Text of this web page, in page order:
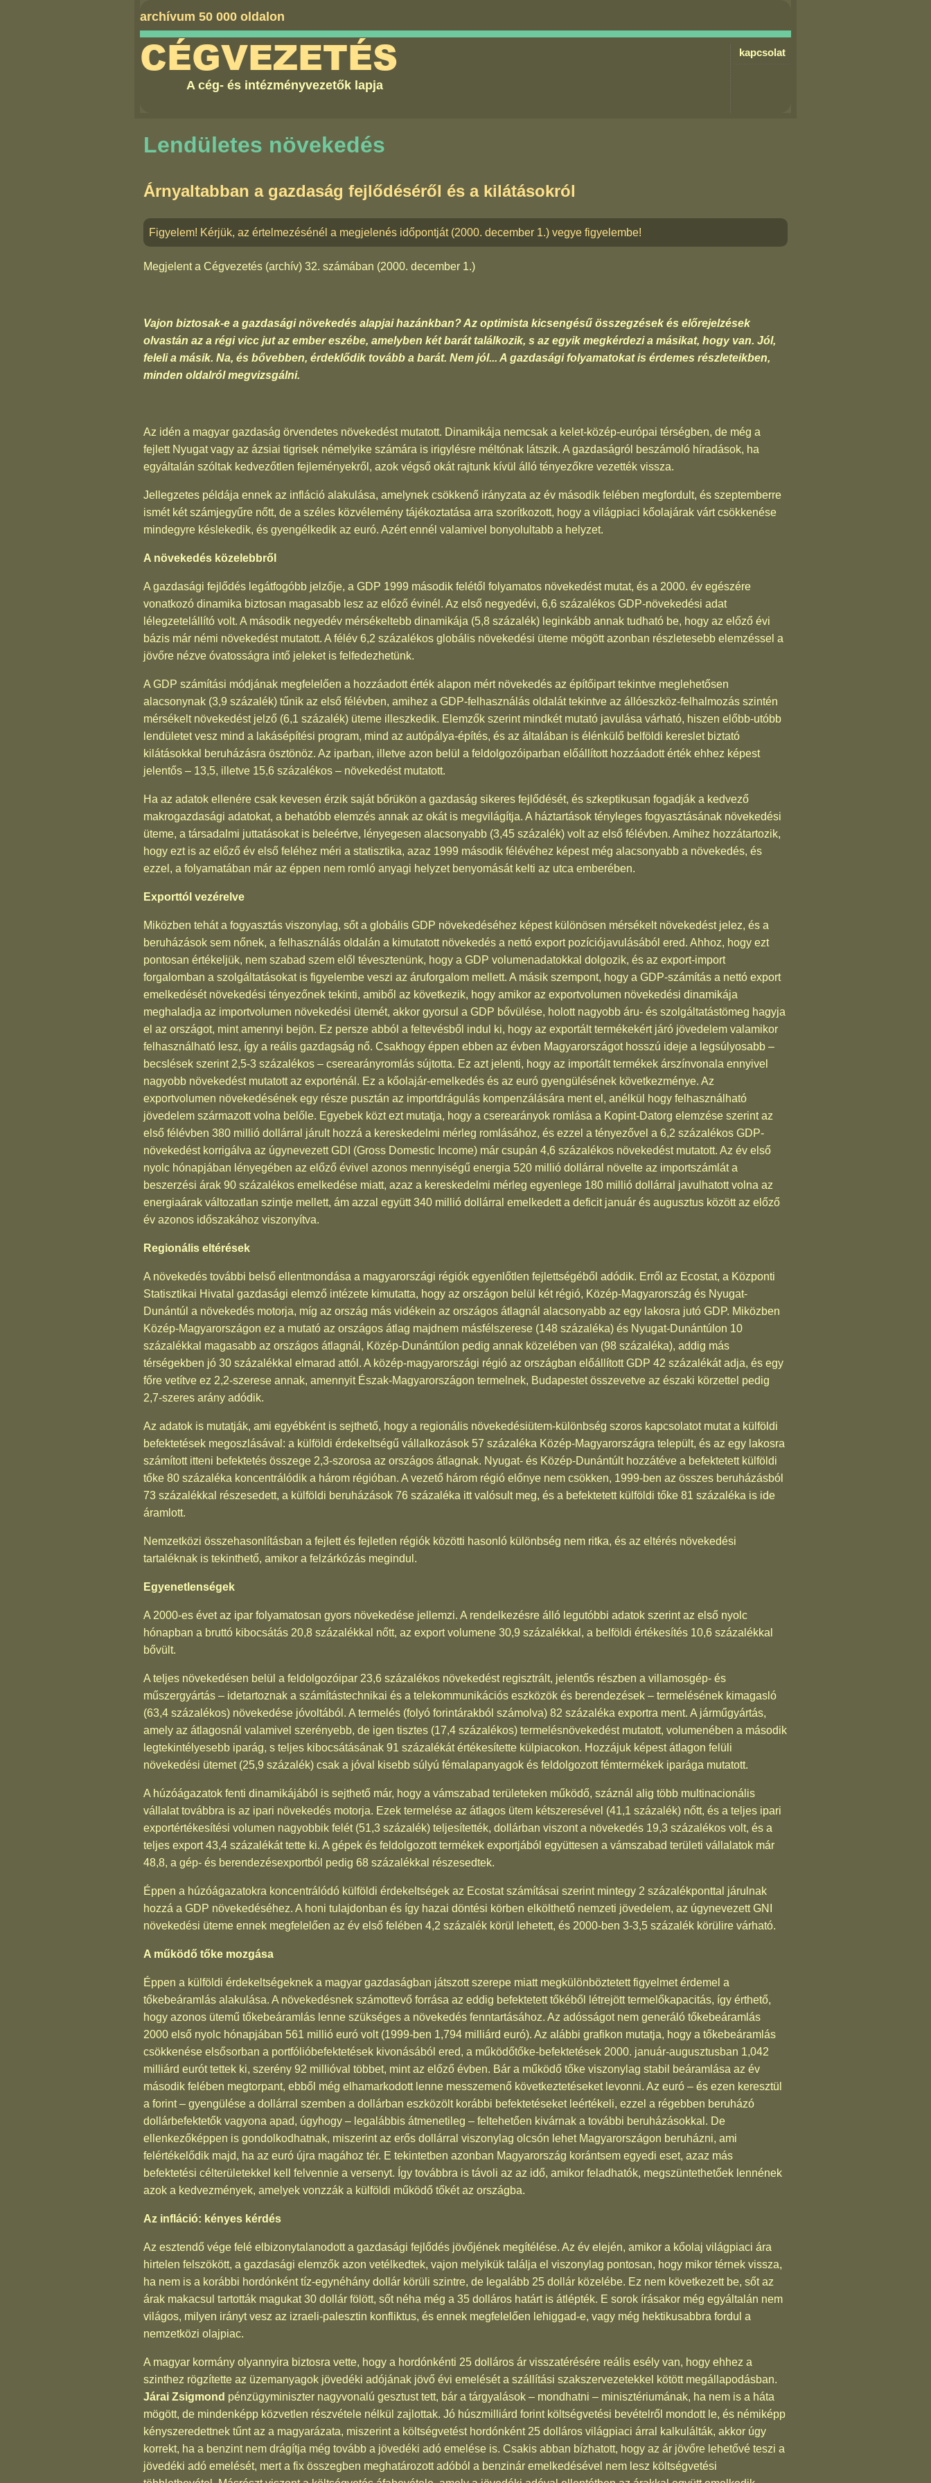
archívum 50 000 oldalon
kapcsolat
CÉGVEZETÉS
A cég- és intézményvezetők lapja
Lendületes növekedés
Árnyaltabban a gazdaság fejlődéséről és a kilátásokról
Figyelem! Kérjük, az értelmezésénél a megjelenés időpontját (2000. december 1.) vegye figyelembe!
Megjelent a Cégvezetés (archív) 32. számában (2000. december 1.)
Vajon biztosak-e a gazdasági növekedés alapjai hazánkban? Az optimista kicsengésű összegzések és előrejelzések
olvastán az a régi vicc jut az ember eszébe, amelyben két barát találkozik, s az egyik megkérdezi a másikat, hogy van. Jól,
feleli a másik. Na, és bővebben, érdeklődik tovább a barát. Nem jól... A gazdasági folyamatokat is érdemes részleteikben,
minden oldalról megvizsgálni.
Az idén a magyar gazdaság örvendetes növekedést mutatott. Dinamikája nemcsak a kelet-közép-európai térségben, de még a
fejlett Nyugat vagy az ázsiai tigrisek némelyike számára is irigylésre méltónak látszik. A gazdaságról beszámoló híradások, ha
egyáltalán szóltak kedvezőtlen fejleményekről, azok végső okát rajtunk kívül álló tényezőkre vezették vissza.
Jellegzetes példája ennek az infláció alakulása, amelynek csökkenő irányzata az év második felében megfordult, és szeptemberre
ismét két számjegyűre nőtt, de a széles közvélemény tájékoztatása arra szorítkozott, hogy a világpiaci kőolajárak várt csökkenése
mindegyre késlekedik, és gyengélkedik az euró. Azért ennél valamivel bonyolultabb a helyzet.
A növekedés közelebbről
A gazdasági fejlődés legátfogóbb jelzője, a GDP 1999 második felétől folyamatos növekedést mutat, és a 2000. év egészére
vonatkozó dinamika biztosan magasabb lesz az előző évinél. Az első negyedévi, 6,6 százalékos GDP-növekedési adat
lélegzetelállító volt. A második negyedév mérsékeltebb dinamikája (5,8 százalék) leginkább annak tudható be, hogy az előző évi
bázis már némi növekedést mutatott. A félév 6,2 százalékos globális növekedési üteme mögött azonban részletesebb elemzéssel a
jövőre nézve óvatosságra intő jeleket is felfedezhetünk.
A GDP számítási módjának megfelelően a hozzáadott érték alapon mért növekedés az építőipart tekintve meglehetősen
alacsonynak (3,9 százalék) tűnik az első félévben, amihez a GDP-felhasználás oldalát tekintve az állóeszköz-felhalmozás szintén
mérsékelt növekedést jelző (6,1 százalék) üteme illeszkedik. Elemzők szerint mindkét mutató javulása várható, hiszen előbb-utóbb
lendületet vesz mind a lakásépítési program, mind az autópálya-építés, és az általában is élénkülő belföldi kereslet biztató
kilátásokkal beruházásra ösztönöz. Az iparban, illetve azon belül a feldolgozóiparban előállított hozzáadott érték ehhez képest
jelentős – 13,5, illetve 15,6 százalékos – növekedést mutatott.
Ha az adatok ellenére csak kevesen érzik saját bőrükön a gazdaság sikeres fejlődését, és szkeptikusan fogadják a kedvező
makrogazdasági adatokat, a behatóbb elemzés annak az okát is megvilágítja. A háztartások tényleges fogyasztásának növekedési
üteme, a társadalmi juttatásokat is beleértve, lényegesen alacsonyabb (3,45 százalék) volt az első félévben. Amihez hozzátartozik,
hogy ezt is az előző év első feléhez méri a statisztika, azaz 1999 második félévéhez képest még alacsonyabb a növekedés, és
ezzel, a folyamatában már az éppen nem romló anyagi helyzet benyomását kelti az utca emberében.
Exporttól vezérelve
Miközben tehát a fogyasztás viszonylag, sőt a globális GDP növekedéséhez képest különösen mérsékelt növekedést jelez, és a
beruházások sem nőnek, a felhasználás oldalán a kimutatott növekedés a nettó export pozíciójavulásából ered. Ahhoz, hogy ezt
pontosan értékeljük, nem szabad szem elől tévesztenünk, hogy a GDP volumenadatokkal dolgozik, és az export-import
forgalomban a szolgáltatásokat is figyelembe veszi az áruforgalom mellett. A másik szempont, hogy a GDP-számítás a nettó export
emelkedését növekedési tényezőnek tekinti, amiből az következik, hogy amikor az exportvolumen növekedési dinamikája
meghaladja az importvolumen növekedési ütemét, akkor gyorsul a GDP bővülése, holott nagyobb áru- és szolgáltatástömeg hagyja
el az országot, mint amennyi bejön. Ez persze abból a feltevésből indul ki, hogy az exportált termékekért járó jövedelem valamikor
felhasználható lesz, így a reális gazdagság nő. Csakhogy éppen ebben az évben Magyarországot hosszú ideje a legsúlyosabb –
becslések szerint 2,5-3 százalékos – cserearányromlás sújtotta. Ez azt jelenti, hogy az importált termékek árszínvonala ennyivel
nagyobb növekedést mutatott az exporténál. Ez a kőolajár-emelkedés és az euró gyengülésének következménye. Az
exportvolumen növekedésének egy része pusztán az importdrágulás kompenzálására ment el, anélkül hogy felhasználható
jövedelem származott volna belőle. Egyebek közt ezt mutatja, hogy a cserearányok romlása a Kopint-Datorg elemzése szerint az
első félévben 380 millió dollárral járult hozzá a kereskedelmi mérleg romlásához, és ezzel a tényezővel a 6,2 százalékos GDP-
növekedést korrigálva az úgynevezett GDI (Gross Domestic Income) már csupán 4,6 százalékos növekedést mutatott. Az év első
nyolc hónapjában lényegében az előző évivel azonos mennyiségű energia 520 millió dollárral növelte az importszámlát a
beszerzési árak 90 százalékos emelkedése miatt, azaz a kereskedelmi mérleg egyenlege 180 millió dollárral javulhatott volna az
energiaárak változatlan szintje mellett, ám azzal együtt 340 millió dollárral emelkedett a deficit január és augusztus között az előző
év azonos időszakához viszonyítva.
Regionális eltérések
A növekedés további belső ellentmondása a magyarországi régiók egyenlőtlen fejlettségéből adódik. Erről az Ecostat, a Központi
Statisztikai Hivatal gazdasági elemző intézete kimutatta, hogy az országon belül két régió, Közép-Magyarország és Nyugat-
Dunántúl a növekedés motorja, míg az ország más vidékein az országos átlagnál alacsonyabb az egy lakosra jutó GDP. Miközben
Közép-Magyarországon ez a mutató az országos átlag majdnem másfélszerese (148 százaléka) és Nyugat-Dunántúlon 10
százalékkal magasabb az országos átlagnál, Közép-Dunántúlon pedig annak közelében van (98 százaléka), addig más
térségekben jó 30 százalékkal elmarad attól. A közép-magyarországi régió az országban előállított GDP 42 százalékát adja, és egy
főre vetítve ez 2,2-szerese annak, amennyit Észak-Magyarországon termelnek, Budapestet összevetve az északi körzettel pedig
2,7-szeres arány adódik.
Az adatok is mutatják, ami egyébként is sejthető, hogy a regionális növekedésiütem-különbség szoros kapcsolatot mutat a külföldi
befektetések megoszlásával: a külföldi érdekeltségű vállalkozások 57 százaléka Közép-Magyarországra települt, és az egy lakosra
számított itteni befektetés összege 2,3-szorosa az országos átlagnak. Nyugat- és Közép-Dunántúlt hozzátéve a befektetett külföldi
tőke 80 százaléka koncentrálódik a három régióban. A vezető három régió előnye nem csökken, 1999-ben az összes beruházásból
73 százalékkal részesedett, a külföldi beruházások 76 százaléka itt valósult meg, és a befektetett külföldi tőke 81 százaléka is ide
áramlott.
Nemzetközi összehasonlításban a fejlett és fejletlen régiók közötti hasonló különbség nem ritka, és az eltérés növekedési
tartaléknak is tekinthető, amikor a felzárkózás megindul.
Egyenetlenségek
A 2000-es évet az ipar folyamatosan gyors növekedése jellemzi. A rendelkezésre álló legutóbbi adatok szerint az első nyolc
hónapban a bruttó kibocsátás 20,8 százalékkal nőtt, az export volumene 30,9 százalékkal, a belföldi értékesítés 10,6 százalékkal
bővült.
A teljes növekedésen belül a feldolgozóipar 23,6 százalékos növekedést regisztrált, jelentős részben a villamosgép- és
műszergyártás – idetartoznak a számítástechnikai és a telekommunikációs eszközök és berendezések – termelésének kimagasló
(63,4 százalékos) növekedése jóvoltából. A termelés (folyó forintárakból számolva) 82 százaléka exportra ment. A járműgyártás,
amely az átlagosnál valamivel szerényebb, de igen tisztes (17,4 százalékos) termelésnövekedést mutatott, volumenében a második
legtekintélyesebb iparág, s teljes kibocsátásának 91 százalékát értékesítette külpiacokon. Hozzájuk képest átlagon felüli
növekedési ütemet (25,9 százalék) csak a jóval kisebb súlyú fémalapanyagok és feldolgozott fémtermékek iparága mutatott.
A húzóágazatok fenti dinamikájából is sejthető már, hogy a vámszabad területeken működő, száznál alig több multinacionális
vállalat továbbra is az ipari növekedés motorja. Ezek termelése az átlagos ütem kétszeresével (41,1 százalék) nőtt, és a teljes ipari
exportértékesítési volumen nagyobbik felét (51,3 százalék) teljesítették, dollárban viszont a növekedés 19,3 százalékos volt, és a
teljes export 43,4 százalékát tette ki. A gépek és feldolgozott termékek exportjából együttesen a vámszabad területi vállalatok már
48,8, a gép- és berendezésexportból pedig 68 százalékkal részesedtek.
Éppen a húzóágazatokra koncentrálódó külföldi érdekeltségek az Ecostat számításai szerint mintegy 2 százalékponttal járulnak
hozzá a GDP növekedéséhez. A honi tulajdonban és így hazai döntési körben elkölthető nemzeti jövedelem, az úgynevezett GNI
növekedési üteme ennek megfelelően az év első felében 4,2 százalék körül lehetett, és 2000-ben 3-3,5 százalék körülire várható.
A működő tőke mozgása
Éppen a külföldi érdekeltségeknek a magyar gazdaságban játszott szerepe miatt megkülönböztetett figyelmet érdemel a
tőkebeáramlás alakulása. A növekedésnek számottevő forrása az eddig befektetett tőkéből létrejött termelőkapacitás, így érthető,
hogy azonos ütemű tőkebeáramlás lenne szükséges a növekedés fenntartásához. Az adósságot nem generáló tőkebeáramlás
2000 első nyolc hónapjában 561 millió euró volt (1999-ben 1,794 milliárd euró). Az alábbi grafikon mutatja, hogy a tőkebeáramlás
csökkenése elsősorban a portfólióbefektetések kivonásából ered, a működőtőke-befektetések 2000. január-augusztusban 1,042
milliárd eurót tettek ki, szerény 92 millióval többet, mint az előző évben. Bár a működő tőke viszonylag stabil beáramlása az év
második felében megtorpant, ebből még elhamarkodott lenne messzemenő következtetéseket levonni. Az euró – és ezen keresztül
a forint – gyengülése a dollárral szemben a dollárban eszközölt korábbi befektetéseket leértékeli, ezzel a régebben beruházó
dollárbefektetők vagyona apad, úgyhogy – legalábbis átmenetileg – feltehetően kivárnak a további beruházásokkal. De
ellenkezőképpen is gondolkodhatnak, miszerint az erős dollárral viszonylag olcsón lehet Magyarországon beruházni, ami
felértékelődik majd, ha az euró újra magához tér. E tekintetben azonban Magyarország korántsem egyedi eset, azaz más
befektetési célterületekkel kell felvennie a versenyt. Így továbbra is távoli az az idő, amikor feladhatók, megszüntethetőek lennének
azok a kedvezmények, amelyek vonzzák a külföldi működő tőkét az országba.
Az infláció: kényes kérdés
Az esztendő vége felé elbizonytalanodott a gazdasági fejlődés jövőjének megítélése. Az év elején, amikor a kőolaj világpiaci ára
hirtelen felszökött, a gazdasági elemzők azon vetélkedtek, vajon melyikük találja el viszonylag pontosan, hogy mikor térnek vissza,
ha nem is a korábbi hordónként tíz-egynéhány dollár körüli szintre, de legalább 25 dollár közelébe. Ez nem következett be, sőt az
árak makacsul tartották magukat 30 dollár fölött, sőt néha még a 35 dolláros határt is átlépték. E sorok írásakor még egyáltalán nem
világos, milyen irányt vesz az izraeli-palesztin konfliktus, és ennek megfelelően lehiggad-e, vagy még hektikusabbra fordul a
nemzetközi olajpiac.
A magyar kormány olyannyira biztosra vette, hogy a hordónkénti 25 dolláros ár visszatérésére reális esély van, hogy ehhez a
szinthez rögzítette az üzemanyagok jövedéki adójának jövő évi emelését a szállítási szakszervezetekkel kötött megállapodásban.
Járai Zsigmond pénzügyminiszter nagyvonalú gesztust tett, bár a tárgyalások – mondhatni – minisztériumának, ha nem is a háta
mögött, de mindenképp közvetlen részvétele nélkül zajlottak. Jó húszmilliárd forint költségvetési bevételről mondott le, és némiképp
kényszeredettnek tűnt az a magyarázata, miszerint a költségvetést hordónként 25 dolláros világpiaci árral kalkulálták, akkor úgy
korrekt, ha a benzint nem drágítja még tovább a jövedéki adó emelése is. Csakis abban bízhatott, hogy az ár jövőre lehetővé teszi a
jövedéki adó emelését, mert a fix összegben meghatározott adóból a benzinár emelkedésével nem lesz költségvetési